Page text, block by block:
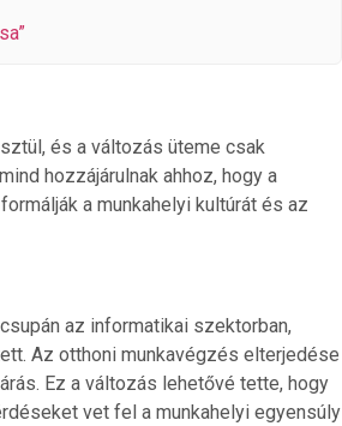
és a változás üteme csak
hozzájárulnak ahhoz, hogy a
a munkahelyi kultúrát és az
az informatikai szektorban,
Az otthoni munkavégzés elterjedése
Ez a változás lehetővé tette, hogy
vet fel a munkahelyi egyensúly